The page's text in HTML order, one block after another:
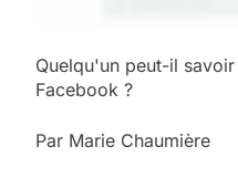
Quelqu'un peut-il
Facebook ?
Par Marie Chaumière